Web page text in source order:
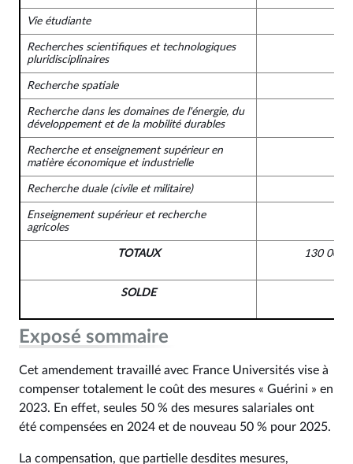
Vie étudiante
Recherches scientifiques et technologiques
pluridisciplinaires
Recherche spatiale
Recherche dans les domaines de l'énergie, du
développement et de la mobilité durables
Recherche et enseignement supérieur en
matière économique et industrielle
Recherche duale (civile et militaire)
Enseignement supérieur et recherche
agricoles
TOTAUX 130 000
SOLDE
Exposé sommaire
Cet amendement travaillé avec France Universités vise à
compenser totalement le coût des mesures « Guérini » en
2023. En effet, seules 50 % des mesures salariales ont
été compensées en 2024 et de nouveau 50 % pour 2025.
La compensation, que partielle desdites mesures,